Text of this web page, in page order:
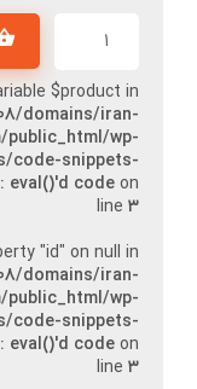
$product in
domains/iran-
public_html/wp-
code-snippets-
eval()'d code on
line۳
"id" on null in
domains/iran-
public_html/wp-
code-snippets-
eval()'d code on
line۳